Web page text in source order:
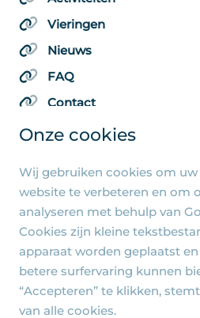
Onze cookies
Wij gebruiken cookies om
website te verbeteren en om
analyseren met behulp van
Cookies zijn kleine
apparaat worden geplaatst
betere surfervaring kunnen
“Accepteren” te klikken,
van alle cookies.
Vieringen
Nieuws
FAQ
Contact
Algemene pagina's
Privacy beleid
Cookie-instellingen